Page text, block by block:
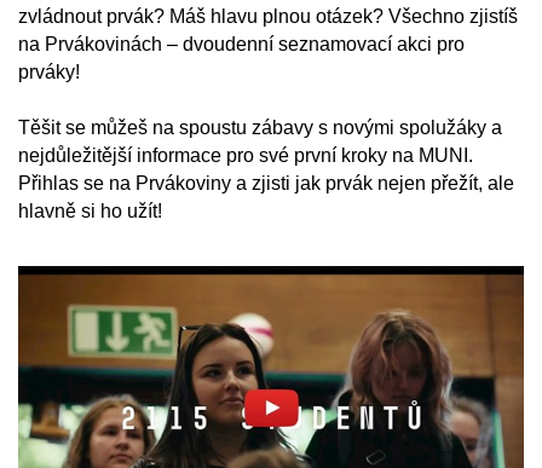
zvládnout prvák? Máš hlavu plnou otázek? Všechno zjistíš
na Prvákovinách – dvoudenní seznamovací akci pro
prváky!
Těšit se můžeš na spoustu zábavy s novými spolužáky a
nejdůležitější informace pro své první kroky na MUNI.
Přihlas se na Prvákoviny a zjisti jak prvák nejen přežít, ale
hlavně si ho užít!
Povolit cookies a přehrát
Otevřít na youtube.com